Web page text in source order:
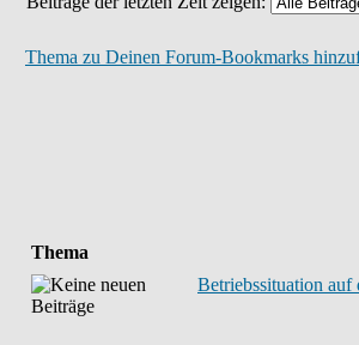
Thema zu Deinen Forum-Bookmarks
Thema
Betriebssituation auf